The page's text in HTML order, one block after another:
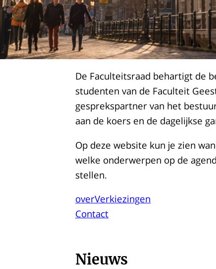
De Faculteitsraad behartigt de
studenten van de Faculteit
gesprekspartner van het
aan de koers en de dagelijkse
Op deze website kun je zien
welke onderwerpen op de
stellen.
overVerkiezingen
Contact
Nieuws